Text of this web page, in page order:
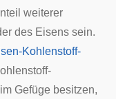
weiterer
des Eisens sein.
Kohlenstoff-
im Gefüge besitzen,